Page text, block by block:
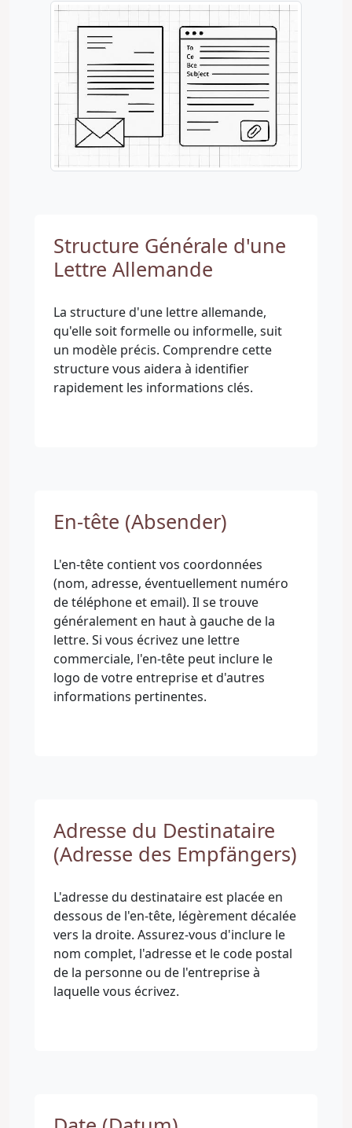
Structure Générale d'une
Lettre Allemande
La structure d'une lettre allemande,
qu'elle soit formelle ou informelle, suit
un modèle précis. Comprendre cette
structure vous aidera à identifier
rapidement les informations clés.
En-tête (Absender)
L'en-tête contient vos coordonnées
(nom, adresse, éventuellement numéro
de téléphone et email). Il se trouve
généralement en haut à gauche de la
lettre. Si vous écrivez une lettre
commerciale, l'en-tête peut inclure le
logo de votre entreprise et d'autres
informations pertinentes.
Adresse du Destinataire
(Adresse des Empfängers)
L'adresse du destinataire est placée en
dessous de l'en-tête, légèrement décalée
vers la droite. Assurez-vous d'inclure le
nom complet, l'adresse et le code postal
de la personne ou de l'entreprise à
laquelle vous écrivez.